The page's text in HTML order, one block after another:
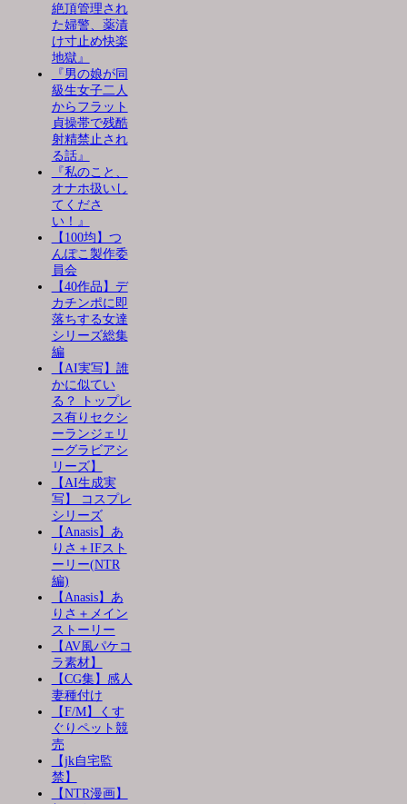
絶頂管理され
た婦警、薬漬
け寸止め快楽
地獄』
『男の娘が同
級生女子二人
からフラット
貞操帯で残酷
射精禁止され
る話』
『私のこと、
オナホ扱いし
てくださ
い！』
【100均】つ
んぽこ製作委
員会
【40作品】デ
カチンポに即
落ちする女達
シリーズ総集
編
【AI実写】誰
かに似てい
る？ トップレ
ス有りセクシ
ーランジェリ
ーグラビアシ
リーズ】
【AI生成実
写】 コスプレ
シリーズ
【Anasis】あ
りさ＋IFスト
ーリー(NTR
編)
【Anasis】あ
りさ＋メイン
ストーリー
【AV風パケコ
ラ素材】
【CG集】感人
妻種付け
【F/M】くす
ぐりペット競
売
【jk自宅監
禁】
【NTR漫画】